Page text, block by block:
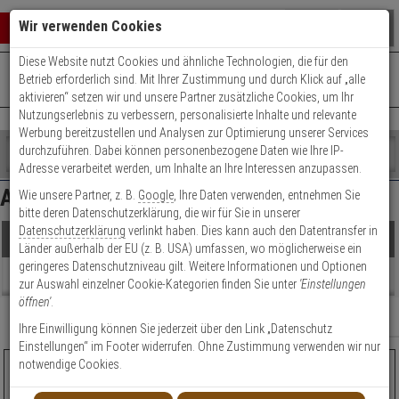
Warenkorb schließen
0 ARTIKEL IM WARENKORB
Ihr Warenkorb ist momentan leer.
Ergebnisse (104) Fertig
Preis Filter ( 104 )
€ €
Artikelauswahl
Technik
Shop
durchsuchen
Bitte
geben
Sie
mindestens
Zeichen
ein,
um
Suche
Es
wurde
noch
Kategorien
Suche
gestartet
+49 (0)821 899 493-0Mo. - Do.: 8:00 - 16:30 | Fr.: 8:00 - 14:00 Uhr
Kontaktservice nutzen
Abus Ip-Kameras
Produkte
Beratung
Filter anzeigen
ABUS NVR10030P 16-Kanal NVR 4K PoE
Wir verwenden Cookies
Diese Website nutzt Cookies und ähnliche Technologien, die für den
Betrieb erforderlich sind. Mit Ihrer Zustimmung und durch Klick auf „alle
aktivieren“ setzen wir und unsere Partner zusätzliche Cookies, um Ihr
Nutzungserlebnis zu verbessern, personalisierte Inhalte und relevante
Werbung bereitzustellen und Analysen zur Optimierung unserer Services
durchzuführen. Dabei können personenbezogene Daten wie Ihre IP-
Adresse verarbeitet werden, um Inhalte an Ihre Interessen anzupassen.
Wie unsere Partner, z. B. Google , Ihre Daten verwenden, entnehmen Sie
bitte deren Datenschutzerklärung, die wir für Sie in unserer
Datenschutzerklärung verlinkt haben. Dies kann auch den Datentransfer in
Länder außerhalb der EU (z. B. USA) umfassen, wo möglicherweise ein
geringeres Datenschutzniveau gilt. Weitere Informationen und Optionen
zur Auswahl einzelner Cookie-Kategorien finden Sie unter 'Einstellungen
öffnen'.
Ihre Einwilligung können Sie jederzeit über den Link „Datenschutz
Einstellungen“ im Footer widerrufen. Ohne Zustimmung verwenden wir nur
notwendige Cookies.